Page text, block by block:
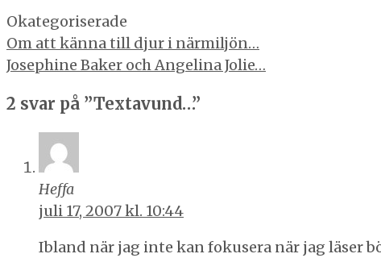
Kategorier
Okategoriserade
Inläggsnavigering
Om att känna till djur i närmiljön…
Josephine Baker och Angelina Jolie…
2 svar på ”Textavund…”
Heffa
juli 17, 2007 kl. 10:44
Ibland när jag inte kan fokusera när jag läser